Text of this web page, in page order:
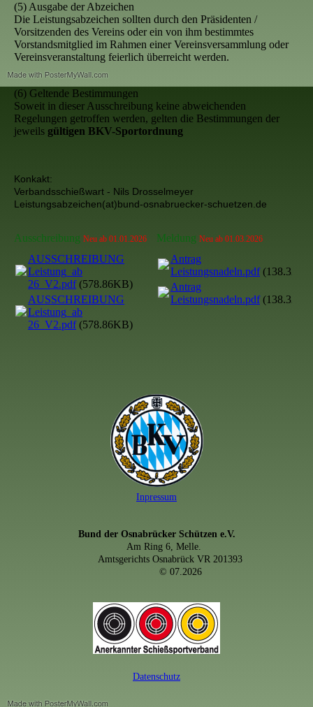
(5) Ausgabe der Abzeichen
Die Leistungsabzeichen sollten durch den Präsidenten /
Vorsitzenden des Vereins oder ein von ihm bestimmtes
Vorstandsmitglied im Rahmen einer Vereinsversammlung oder
Vereinsveranstaltung feierlich überreicht werden.
(6) Geltende Bestimmungen
Soweit in dieser Ausschreibung keine abweichenden
Regelungen getroffen werden, gelten die Bestimmungen der
jeweils gültigen BKV-Sportordnung
Konkakt:
Verbandsschießwart - Nils Drosselmeyer
Leistungsabzeichen(at)bund-osnabruecker-schuetzen.de
Ausschreibung Neu ab 01.01.2026 Meldung Neu ab 01.03.2026
AUSSCHREIBUNG
Leistung_ab
26_V2.pdf(578.86KB)
AUSSCHREIBUNG
Leistung_ab
26_V2.pdf(578.86KB)
Antrag
Leistungsnadeln.pdf
Antrag
Leistungsnadeln.pdf
Inpressum
Bund der Osnabrücker Schützen e.V.
Am Ring 6, Melle.
Amtsgerichts Osnabrück VR 201393
© 07.2026
Datenschutz